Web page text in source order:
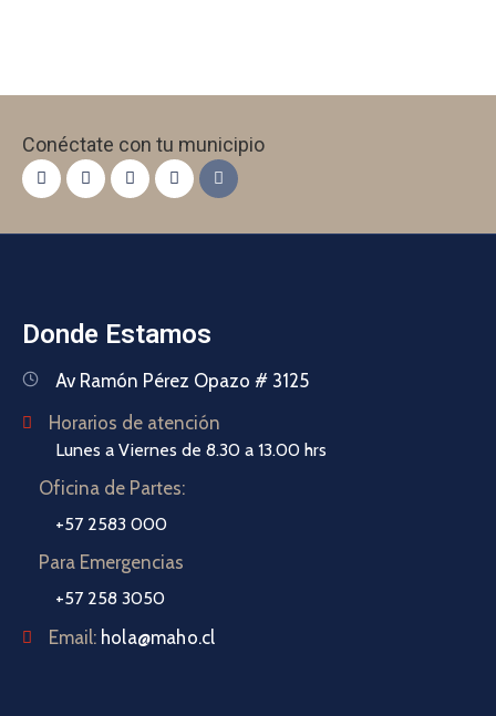
Conéctate con tu municipio
Donde Estamos
Av Ramón Pérez Opazo # 3125
Horarios de atención
Lunes a Viernes de 8.30 a 13.00 hrs
Oficina de Partes:
+57 2583 000
Para Emergencias
+57 258 3050
Email: hola@maho.cl